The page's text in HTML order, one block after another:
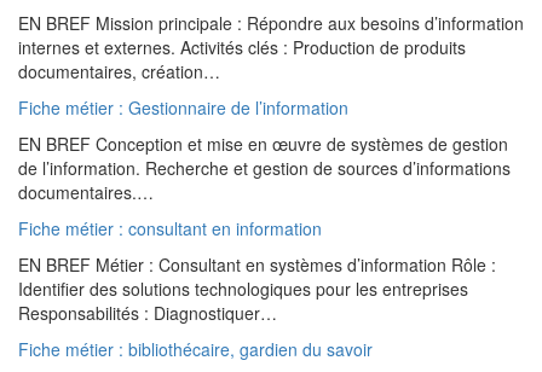
EN BREF Mission principale : Répondre aux besoins d’information
internes et externes. Activités clés : Production de produits
documentaires, création…
Fiche métier : Gestionnaire de l’information
EN BREF Conception et mise en œuvre de systèmes de gestion
de l’information. Recherche et gestion de sources d’informations
documentaires.…
Fiche métier : consultant en information
EN BREF Métier : Consultant en systèmes d’information Rôle :
Identifier des solutions technologiques pour les entreprises
Responsabilités : Diagnostiquer…
Fiche métier : bibliothécaire, gardien du savoir